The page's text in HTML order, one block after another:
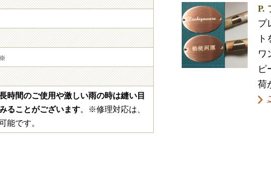
※
時間のご使用や激しい雨の時は縫い目
ることがございます。※修理対応は、
能です。
P.
プ
ワ
ピ
荷